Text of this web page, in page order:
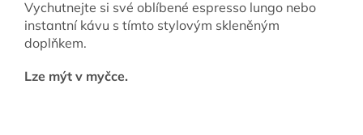
Vychutnejte si své oblíbené espresso lungo nebo
instantní kávu s tímto stylovým skleněným
doplňkem.
Lze mýt v myčce.